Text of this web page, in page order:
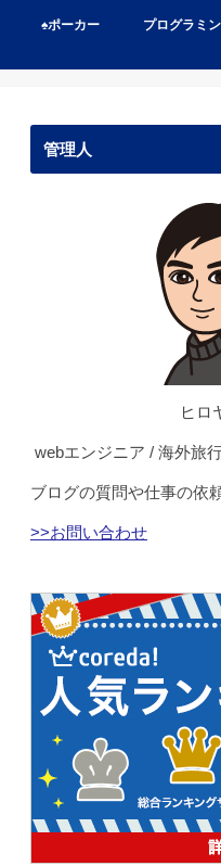
♠️ポーカー プログラミ
管理人
ヒロ
webエンジニア / 海外旅
ブログの質問や仕事の依
>>お問い合わせ